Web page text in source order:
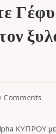
Comments
ΚΥΠΡΟΥ